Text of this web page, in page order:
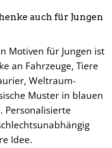
auch für Jungen
Motiven für Jungen ist
an Fahrzeuge, Tiere
Weltraum-
Muster in blauen
Personalisierte
Idee.